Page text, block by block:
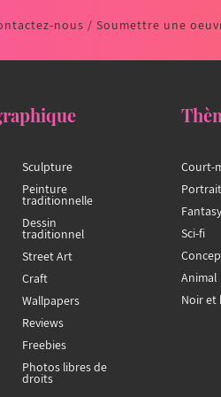
nous / Soumettre une
Sculpture
Peinture
traditionnelle
Dessin
traditionnel
Street Art
Craft
Wallpapers
Reviews
Freebies
Photos libres de
droits
Court-
Portrait
Fantasy
Sci-fi
Animal
Noir et